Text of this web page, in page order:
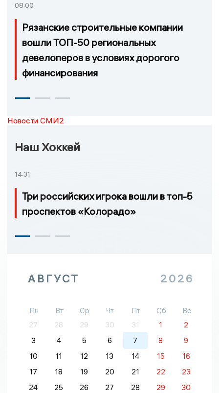
08:00
Рязанские строительные компании
вошли ТОП-50 региональных
девелоперов в условиях дорогого
финансирования
Новости СМИ2
Наш Хоккей
14:31
Три российских игрока вошли в топ-5
проспектов «Колорадо»
АВГУСТ 2026
Пн Вт Ср Чт Пт Сб
Вс
27
28 29 30 31 1
2
3
4 5 6 7 8
9
10
11 12 13 14 15
16
17
18 19 20 21 22
23
24
25 26 27 28 29
30